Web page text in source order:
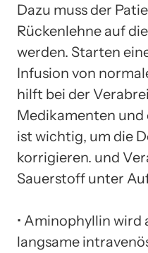
Dazu muss der
Rückenlehne auf
werden. Starten
Infusion von
hilft bei der
Medikamenten und
ist wichtig, um die
korrigieren. und
Sauerstoff unter
• Aminophyllin wird
langsame